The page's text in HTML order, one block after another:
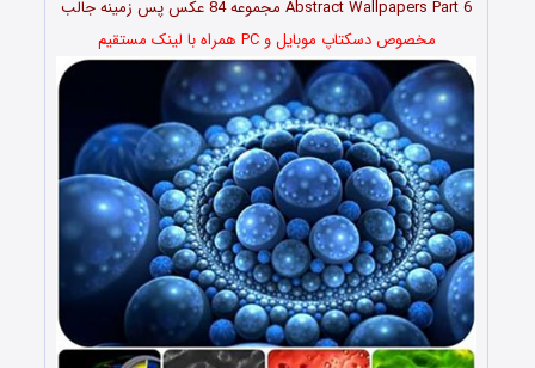
Abstract Wallpapers Part 6 مجموعه 84 عکس پس زمینه جالب
مخصوص دسکتاپ موبایل و PC همراه با لینک مستقیم